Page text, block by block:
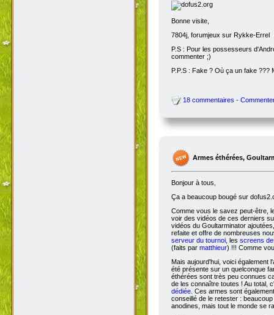
Bonne visite,
7804j, forumjeux sur Rykke-Errel
P.S : Pour les possesseurs
commenter ;)
P.P.S : Fake ? Où ça un fake ???
18 commentaires -
Armes éthérées,
Bonjour à tous,
Ça a beaucoup bougé sur
Comme vous le savez peut-être,
voir des vidéos de ces derniers
vidéos du Goultarminator
refaite et offre de nombreuses
serveur du tournoi, les screens
(faits par matthieur) !!! Comme
Mais aujourd'hui, voici également
été présente sur un quelconque
éthérées sont très peu connues
de les connaître toutes ! Au total,
dédiée. Ces armes sont
conseillé de le retester :
anodines, mais tout le monde se